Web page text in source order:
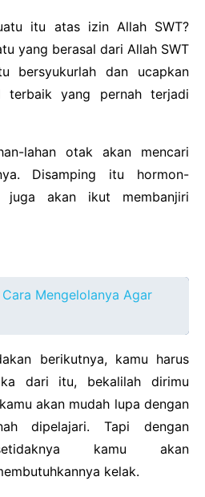
itu atas izin Allah SWT?
yang berasal dari Allah SWT
bersyukurlah dan ucapkan
terbaik yang pernah terjadi
lahan otak akan mencari
Disamping itu hormon-
juga akan ikut membanjiri
Cara Mengelolanya Agar
berikutnya, kamu harus
dari itu, bekalilah dirimu
akan mudah lupa dengan
dipelajari. Tapi dengan
kamu akan
kelak.